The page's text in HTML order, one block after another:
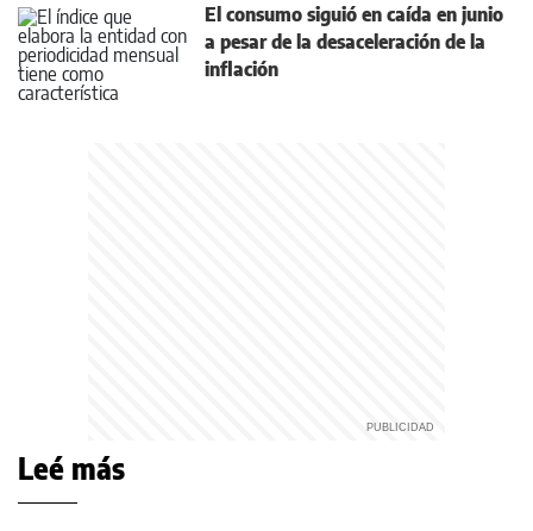
El consumo siguió en caída en junio
a pesar de la desaceleración de la
inflación
Leé más